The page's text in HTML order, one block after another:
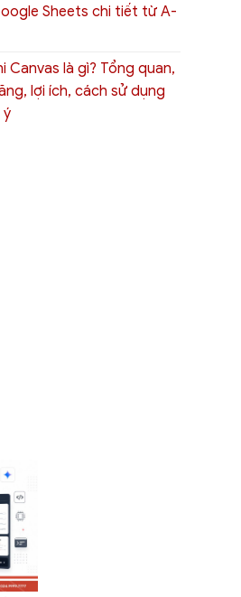
Sheets chi tiết từ A-
Canvas là gì? Tổng quan,
lợi ích, cách sử dụng
ý